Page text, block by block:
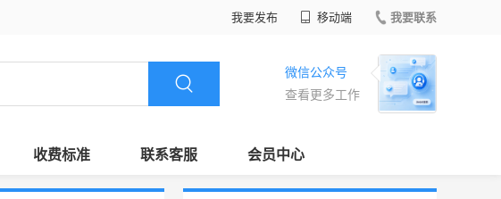
我要发布 移动端 我要联系
微信公众号
查看更多工作
收费标准 联系客服 会员中心